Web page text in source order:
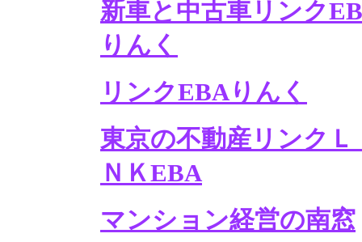
新車と中古車リンク
りんく
リンクEBAりんく
東京の不動産リンクＬ
ＮＫEBA
マンション経営の南窓